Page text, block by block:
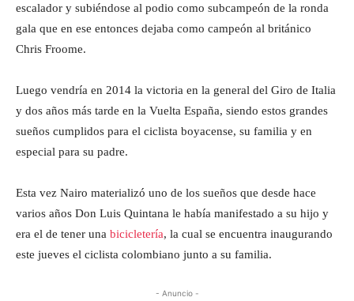
escalador y subiéndose al podio como subcampeón de la ronda
gala que en ese entonces dejaba como campeón al británico
Chris Froome.
Luego vendría en 2014 la victoria en la general del Giro de Italia
y dos años más tarde en la Vuelta España, siendo estos grandes
sueños cumplidos para el ciclista boyacense, su familia y en
especial para su padre.
Esta vez Nairo materializó uno de los sueños que desde hace
varios años Don Luis Quintana le había manifestado a su hijo y
era el de tener una bicicletería, la cual se encuentra inaugurando
este jueves el ciclista colombiano junto a su familia.
- Anuncio -